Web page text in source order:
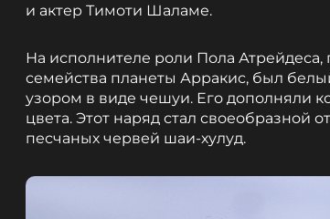
и актер Тимоти Шаламе.
На исполнителе роли Пола
семейства планеты Арракис, был
узором в виде чешуи. Его дополняли
цвета. Этот наряд стал своеобразной
песчаных червей шаи-хулуд.